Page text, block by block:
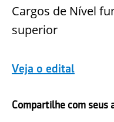
Cargos de Nível
superior
Veja o edital
Compartilhe com seus